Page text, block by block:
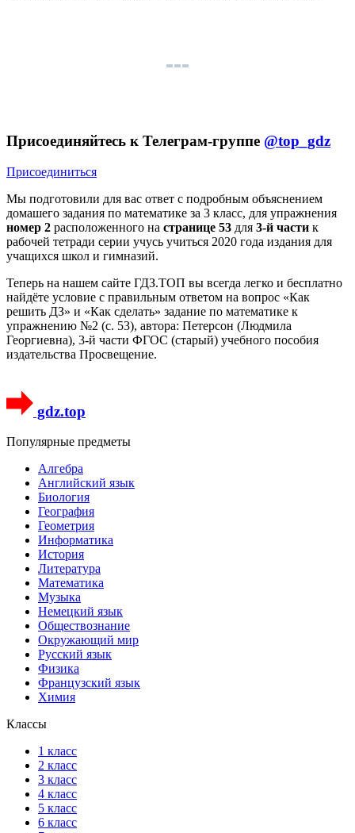
Присоединяйтесь к Телеграм-группе @top_gdz
Присоединиться
Мы подготовили для вас ответ c подробным объяснением
домашего задания по математике за 3 класс, для упражнения
номер 2 расположенного на странице 53 для 3-й части к
рабочей тетради серии учусь учиться 2020 года издания для
учащихся школ и гимназий.
Теперь на нашем сайте ГДЗ.ТОП вы всегда легко и бесплатно
найдёте условие с правильным ответом на вопрос «Как
решить ДЗ» и «Как сделать» задание по математике к
упражнению №2 (с. 53), автора: Петерсон (Людмила
Георгиевна), 3-й части ФГОС (старый) учебного пособия
издательства Просвещение.
gdz.top
Популярные предметы
Алгебра
Английский язык
Биология
География
Геометрия
Информатика
История
Литература
Математика
Музыка
Немецкий язык
Обществознание
Окружающий мир
Русский язык
Физика
Французский язык
Химия
Классы
1 класс
2 класс
3 класс
4 класс
5 класс
6 класс